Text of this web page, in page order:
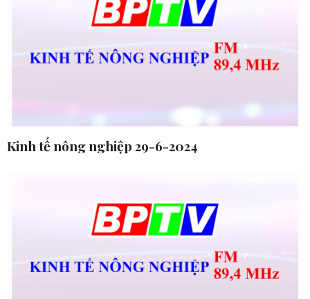
Kinh tế nông nghiệp 29-6-2024